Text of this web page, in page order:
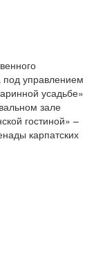
под управлением
усадьбе»
зале
гостиной» –
карпатских